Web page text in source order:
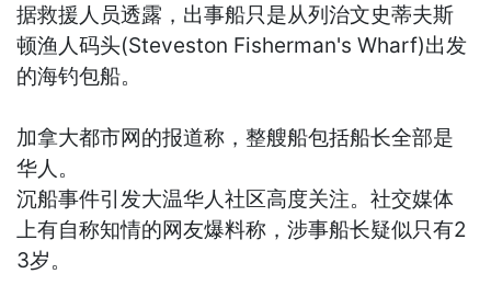
据救援人员透露，出事船只是从列治文史蒂夫斯
顿渔人码头(Steveston Fisherman's Wharf)出发
的海钓包船。
加拿大都市网的报道称，整艘船包括船长全部是
华人。
沉船事件引发大温华人社区高度关注。社交媒体
上有自称知情的网友爆料称，涉事船长疑似只有2
3岁。